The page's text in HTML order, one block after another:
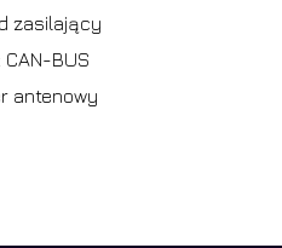
zasilający
CAN-BUS
antenowy